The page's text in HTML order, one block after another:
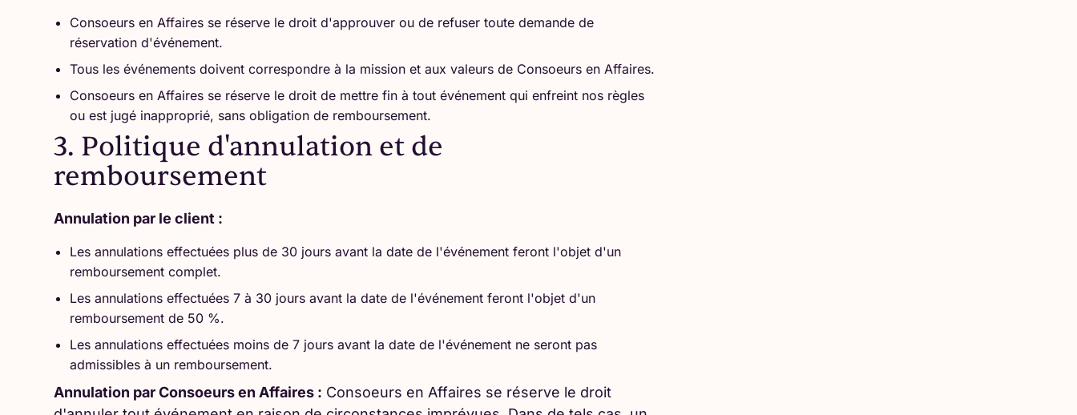
Consoeurs en Affaires se réserve le droit d'approuver ou de refuser toute demande de
réservation d'événement.
Tous les événements doivent correspondre à la mission et aux valeurs de Consoeurs en Affaires.
Consoeurs en Affaires se réserve le droit de mettre fin à tout événement qui enfreint nos règles
ou est jugé inapproprié, sans obligation de remboursement.
3. Politique d'annulation et de
remboursement
Annulation par le client :
Les annulations effectuées plus de 30 jours avant la date de l'événement feront l'objet d'un
remboursement complet.
Les annulations effectuées 7 à 30 jours avant la date de l'événement feront l'objet d'un
remboursement de 50 %.
Les annulations effectuées moins de 7 jours avant la date de l'événement ne seront pas
admissibles à un remboursement.
Annulation par Consoeurs en Affaires : Consoeurs en Affaires se réserve le droit